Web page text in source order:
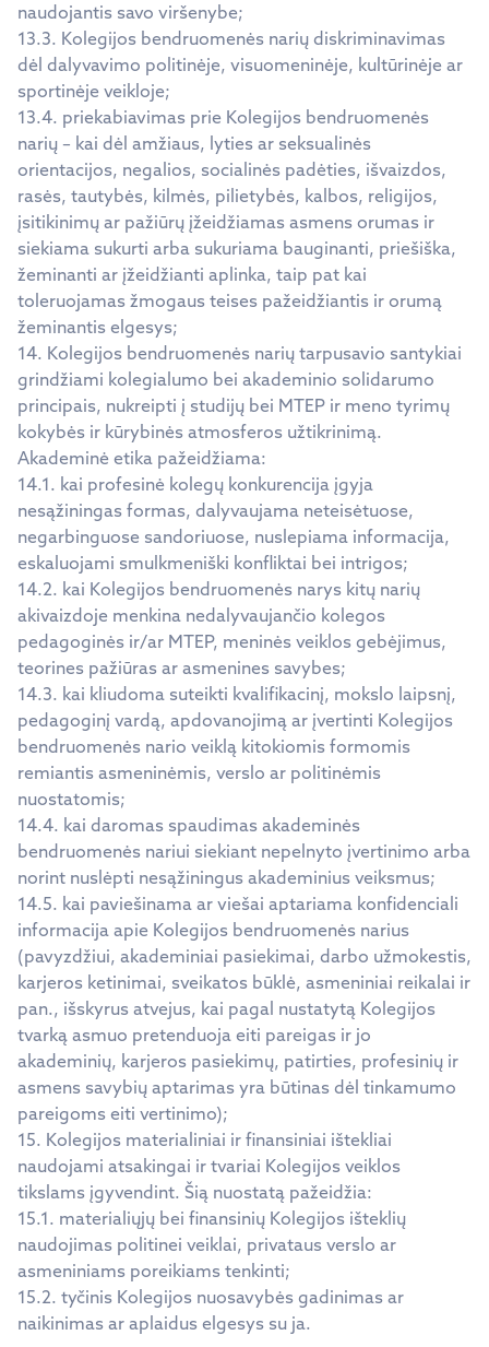
naudojantis savo viršenybe;
13.3. Kolegijos bendruomenės narių diskriminavimas
dėl dalyvavimo politinėje, visuomeninėje, kultūrinėje ar
sportinėje veikloje;
13.4. priekabiavimas prie Kolegijos bendruomenės
narių – kai dėl amžiaus, lyties ar seksualinės
orientacijos, negalios, socialinės padėties, išvaizdos,
rasės, tautybės, kilmės, pilietybės, kalbos, religijos,
įsitikinimų ar pažiūrų įžeidžiamas asmens orumas ir
siekiama sukurti arba sukuriama bauginanti, priešiška,
žeminanti ar įžeidžianti aplinka, taip pat kai
toleruojamas žmogaus teises pažeidžiantis ir orumą
žeminantis elgesys;
14. Kolegijos bendruomenės narių tarpusavio santykiai
grindžiami kolegialumo bei akademinio solidarumo
principais, nukreipti į studijų bei MTEP ir meno tyrimų
kokybės ir kūrybinės atmosferos užtikrinimą.
Akademinė etika pažeidžiama:
14.1. kai profesinė kolegų konkurencija įgyja
nesąžiningas formas, dalyvaujama neteisėtuose,
negarbinguose sandoriuose, nuslepiama informacija,
eskaluojami smulkmeniški konfliktai bei intrigos;
14.2. kai Kolegijos bendruomenės narys kitų narių
akivaizdoje menkina nedalyvaujančio kolegos
pedagoginės ir/ar MTEP, meninės veiklos gebėjimus,
teorines pažiūras ar asmenines savybes;
14.3. kai kliudoma suteikti kvalifikacinį, mokslo laipsnį,
pedagoginį vardą, apdovanojimą ar įvertinti Kolegijos
bendruomenės nario veiklą kitokiomis formomis
remiantis asmeninėmis, verslo ar politinėmis
nuostatomis;
14.4. kai daromas spaudimas akademinės
bendruomenės nariui siekiant nepelnyto įvertinimo arba
norint nuslėpti nesąžiningus akademinius veiksmus;
14.5. kai paviešinama ar viešai aptariama konfidenciali
informacija apie Kolegijos bendruomenės narius
(pavyzdžiui, akademiniai pasiekimai, darbo užmokestis,
karjeros ketinimai, sveikatos būklė, asmeniniai reikalai ir
pan., išskyrus atvejus, kai pagal nustatytą Kolegijos
tvarką asmuo pretenduoja eiti pareigas ir jo
akademinių, karjeros pasiekimų, patirties, profesinių ir
asmens savybių aptarimas yra būtinas dėl tinkamumo
pareigoms eiti vertinimo);
15. Kolegijos materialiniai ir finansiniai ištekliai
naudojami atsakingai ir tvariai Kolegijos veiklos
tikslams įgyvendint. Šią nuostatą pažeidžia:
15.1. materialiųjų bei finansinių Kolegijos išteklių
naudojimas politinei veiklai, privataus verslo ar
asmeniniams poreikiams tenkinti;
15.2. tyčinis Kolegijos nuosavybės gadinimas ar
naikinimas ar aplaidus elgesys su ja.